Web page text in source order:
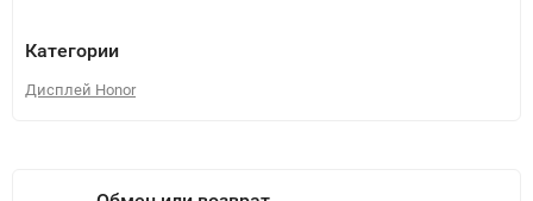
Категории
Дисплей Honor